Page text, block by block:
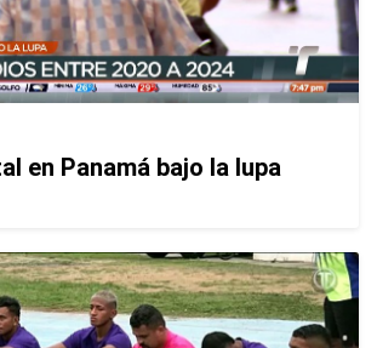
en Panamá bajo la lupa